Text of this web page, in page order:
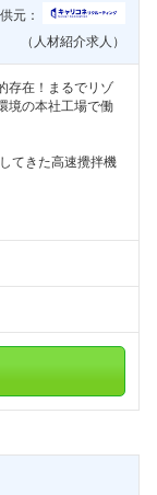
元：
（人材紹介求人）
存在！まるでリゾ
境の本社工場で働
てきた高速攪拌機